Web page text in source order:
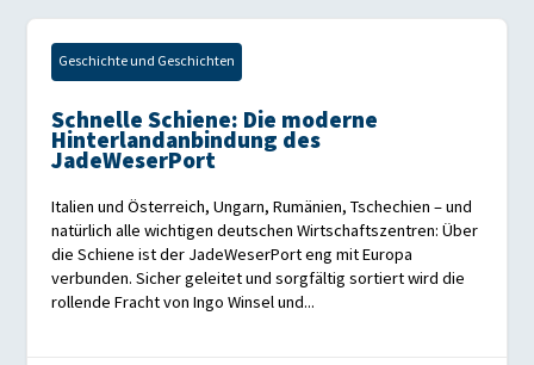
Geschichte und Geschichten
Schnelle Schiene: Die moderne
Hinterlandanbindung des
JadeWeserPort
Italien und Österreich, Ungarn, Rumänien, Tschechien – und
natürlich alle wichtigen deutschen Wirtschaftszentren: Über
die Schiene ist der JadeWeserPort eng mit Europa
verbunden. Sicher geleitet und sorgfältig sortiert wird die
rollende Fracht von Ingo Winsel und...